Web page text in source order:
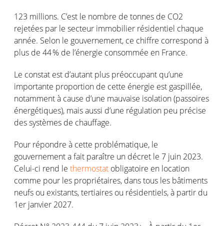
123 millions. C’est le nombre de tonnes de CO2
rejetées par le secteur immobilier résidentiel chaque
année. Selon le gouvernement, ce chiffre correspond à
plus de 44 % de l’énergie consommée en France.
Le constat est d’autant plus préoccupant qu’une
importante proportion de cette énergie est gaspillée,
notammentà cause d’une mauvaise isolation (passoires
énergétiques), maisaussi d’une régulation peu précise
dessystèmes de chauffage.
Pour répondre à cette problématique, le
gouvernementa fait paraître un décret le 7 juin 2023.
Celui-ci rend le thermostat obligatoire en location
comme pour les propriétaires, danstous les bâtiments
neufs ou existants,tertiaires ou résidentiels, à partir du
1er janvier 2027.